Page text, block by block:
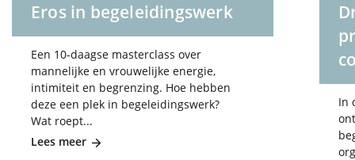
Eros in begeleidingswerk
Een 10-daagse masterclass over
mannelijke en vrouwelijke energie,
intimiteit en begrenzing. Hoe hebben
deze een plek in begeleidingswerk?
Wat roept...
Lees meer
In